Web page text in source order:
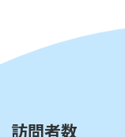
訪問者数